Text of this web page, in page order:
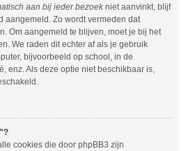
aan bij ieder bezoek niet aanvinkt, blijf
aangemeld. Zo wordt vermeden dat
Om aangemeld te blijven, moet je bij het
We raden dit echter af als je gebruik
bijvoorbeeld op school, in de
enz. Als deze optie niet beschikbaar is,
cookies die door phpBB3 zijn